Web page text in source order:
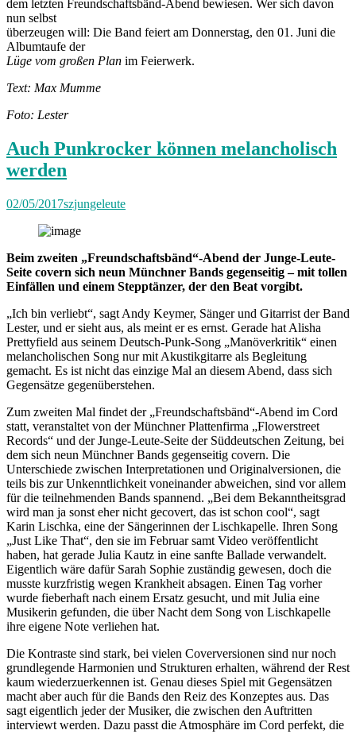
dem letzten Freundschaftsbänd-Abend bewiesen. Wer sich davon
nun selbst
überzeugen will: Die Band feiert am Donnerstag, den 01. Juni die
Albumtaufe der
Lüge vom großen Plan im Feierwerk.
Text: Max Mumme
Foto: Lester
Auch Punkrocker können melancholisch
werden
02/05/2017szjungeleute
Beim zweiten „Freundschaftsbänd“-Abend der Junge-Leute-
Seite covern sich neun Münchner Bands gegenseitig – mit tollen
Einfällen und einem Stepptänzer, der den Beat vorgibt.
„Ich bin verliebt“, sagt Andy Keymer, Sänger und Gitarrist der Band
Lester, und er sieht aus, als meint er es ernst. Gerade hat Alisha
Prettyfield aus seinem Deutsch-Punk-Song „Manöverkritik“ einen
melancholischen Song nur mit Akustikgitarre als Begleitung
gemacht. Es ist nicht das einzige Mal an diesem Abend, dass sich
Gegensätze gegenüberstehen.
Zum zweiten Mal findet der „Freundschaftsbänd“-Abend im Cord
statt, veranstaltet von der Münchner Plattenfirma „Flowerstreet
Records“ und der Junge-Leute-Seite der Süddeutschen Zeitung, bei
dem sich neun Münchner Bands gegenseitig covern. Die
Unterschiede zwischen Interpretationen und Originalversionen, die
teils bis zur Unkenntlichkeit voneinander abweichen, sind vor allem
für die teilnehmenden Bands spannend. „Bei dem Bekanntheitsgrad
wird man ja sonst eher nicht gecovert, das ist schon cool“, sagt
Karin Lischka, eine der Sängerinnen der Lischkapelle. Ihren Song
„Just Like That“, den sie im Februar samt Video veröffentlicht
haben, hat gerade Julia Kautz in eine sanfte Ballade verwandelt.
Eigentlich wäre dafür Sarah Sophie zuständig gewesen, doch die
musste kurzfristig wegen Krankheit absagen. Einen Tag vorher
wurde fieberhaft nach einem Ersatz gesucht, und mit Julia eine
Musikerin gefunden, die über Nacht dem Song von Lischkapelle
ihre eigene Note verliehen hat.
Die Kontraste sind stark, bei vielen Coverversionen sind nur noch
grundlegende Harmonien und Strukturen erhalten, während der Rest
kaum wiederzuerkennen ist. Genau dieses Spiel mit Gegensätzen
macht aber auch für die Bands den Reiz des Konzeptes aus. Das
sagt eigentlich jeder der Musiker, die zwischen den Auftritten
interviewt werden. Dazu passt die Atmosphäre im Cord perfekt, die